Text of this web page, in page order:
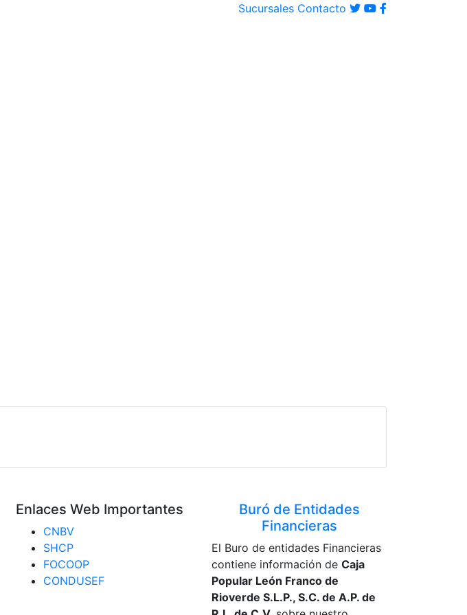
Sucursales Contacto
Enlaces Web Importantes
CNBV
SHCP
FOCOOP
CONDUSEF
Buró de Entidades
Financieras
El Buro de entidades Financieras
contiene información de Caja
Popular León Franco de
Rioverde S.L.P., S.C. de A.P. de